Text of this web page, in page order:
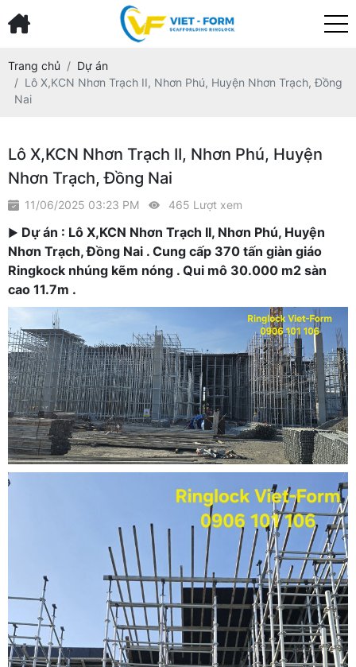
Trang chủ
Dự án
Lô X,KCN Nhơn Trạch II, Nhơn Phú, Huyện Nhơn Trạch, Đồng
Nai
Lô X,KCN Nhơn Trạch II, Nhơn Phú, Huyện
Nhơn Trạch, Đồng Nai
11/06/2025 03:23 PM 465 Lượt xem
► Dự án : Lô X,KCN Nhơn Trạch II, Nhơn Phú, Huyện
Nhơn Trạch, Đồng Nai . Cung cấp 370 tấn giàn giáo
Ringkock nhúng kẽm nóng . Qui mô 30.000 m2 sàn
cao 11.7m .